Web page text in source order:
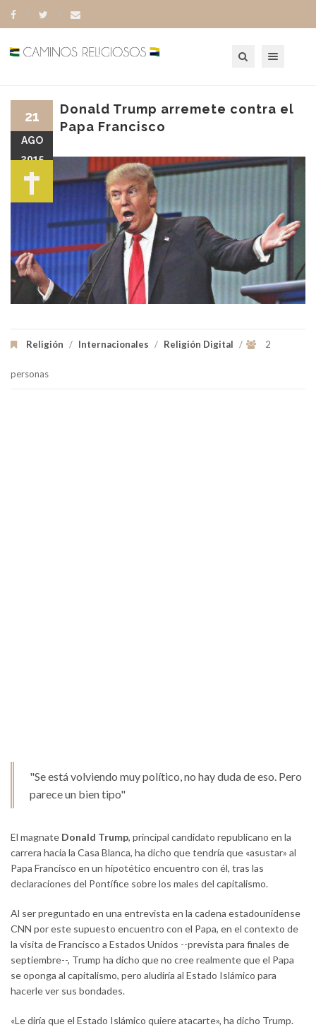
Donald Trump arremete contra el
Papa Francisco
Religión / Internacionales / Religión Digital / 2
personas
21
AGO
2015
"Se está volviendo muy político, no hay duda de eso. Pero
parece un bien tipo"
El magnate Donald Trump, principal candidato republicano en la
carrera hacia la Casa Blanca, ha dicho que tendría que «asustar» al
Papa Francisco en un hipotético encuentro con él, tras las
declaraciones del Pontífice sobre los males del capitalismo.
Al ser preguntado en una entrevista en la cadena estadounidense
CNN por este supuesto encuentro con el Papa, en el contexto de
la visita de Francisco a Estados Unidos --prevista para finales de
septiembre--, Trump ha dicho que no cree realmente que el Papa
se oponga al capitalismo, pero aludiría al Estado Islámico para
hacerle ver sus bondades.
«Le diría que el Estado Islámico quiere atacarte», ha dicho Trump.